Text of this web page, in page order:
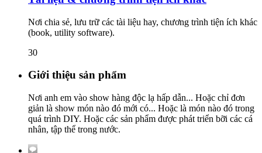
Nơi chia sẻ, lưu trữ các tài liệu hay, chương trình tiện ích khác
(book, utility software).
30
Giới thiệu sản phẩm
Nơi anh em vào show hàng độc lạ hấp dẫn... Hoặc chỉ đơn
giản là show món nào đó mới có... Hoặc là món nào đó trong
quá trình DIY. Hoặc các sản phẩm được phát triển bỡi các cá
nhân, tập thể trong nước.